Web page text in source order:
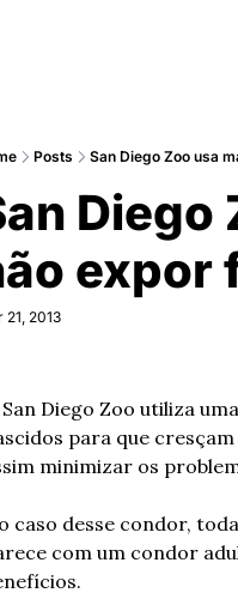
Posts San Diego Zoo usa
Diego
expor
21, 2013
San Diego Zoo utiliza
para que
minimizar os
caso desse condor,
com um condor